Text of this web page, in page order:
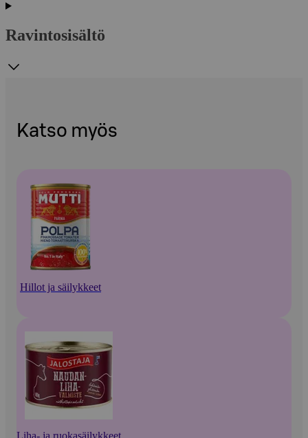
Ravintosisältö
Katso myös
Hillot ja säilykkeet
Liha- ja ruokasäilykkeet